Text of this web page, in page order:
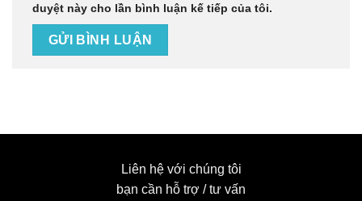
duyệt này cho lần bình luận kế tiếp của tôi.
Liên hệ với chúng tôi
bạn cần hỗ trợ / tư vấn